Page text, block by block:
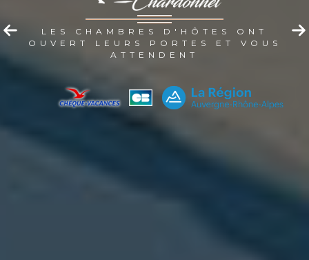
LES CHAMBRES D'HÔTES ONT
OUVERT LEURS PORTES ET VOUS
ATTENDENT